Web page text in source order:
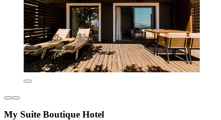
My Suite Boutique Hotel